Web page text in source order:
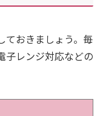
ておきましょう。毎
子レンジ対応などの